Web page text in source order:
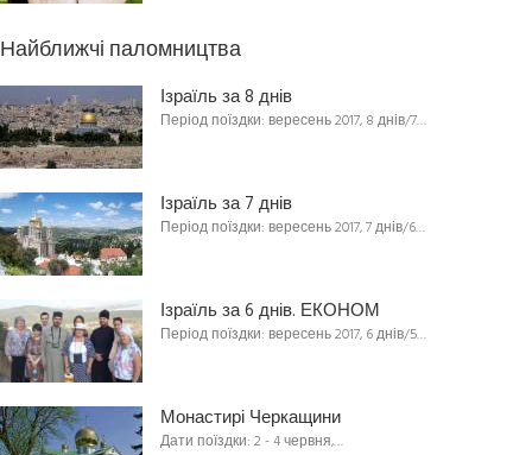
Найближчі паломництва
Ізраїль за 8 днів
Період поїздки: вересень 2017, 8 днів/7…
Ізраїль за 7 днів
Період поїздки: вересень 2017, 7 днів/6…
Ізраїль за 6 днів. ЕКОНОМ
Період поїздки: вересень 2017, 6 днів/5…
Монастирі Черкащини
Дати поїздки: 2 - 4 червня,…